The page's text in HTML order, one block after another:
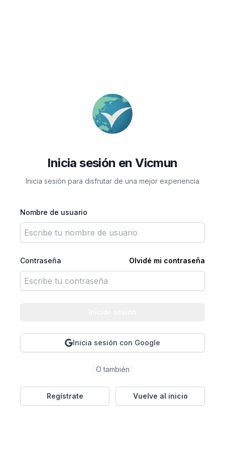
Inicia sesión en Vicmun
Inicia sesión para disfrutar de una mejor experiencia
Nombre de usuario
Contraseña Olvidé mi contraseña
Inicia sesión con Google
O también
Regístrate Vuelve al inicio